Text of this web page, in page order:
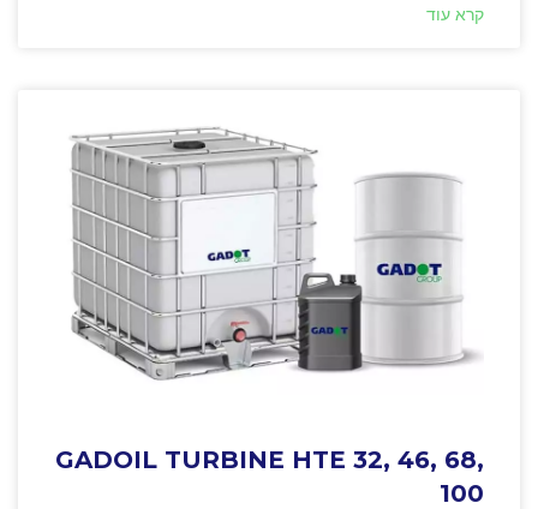
קרא עוד
GADOIL TURBINE HTE 32, 46, 68,
100